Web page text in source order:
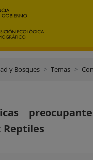
y Bosques Temas
Reptiles